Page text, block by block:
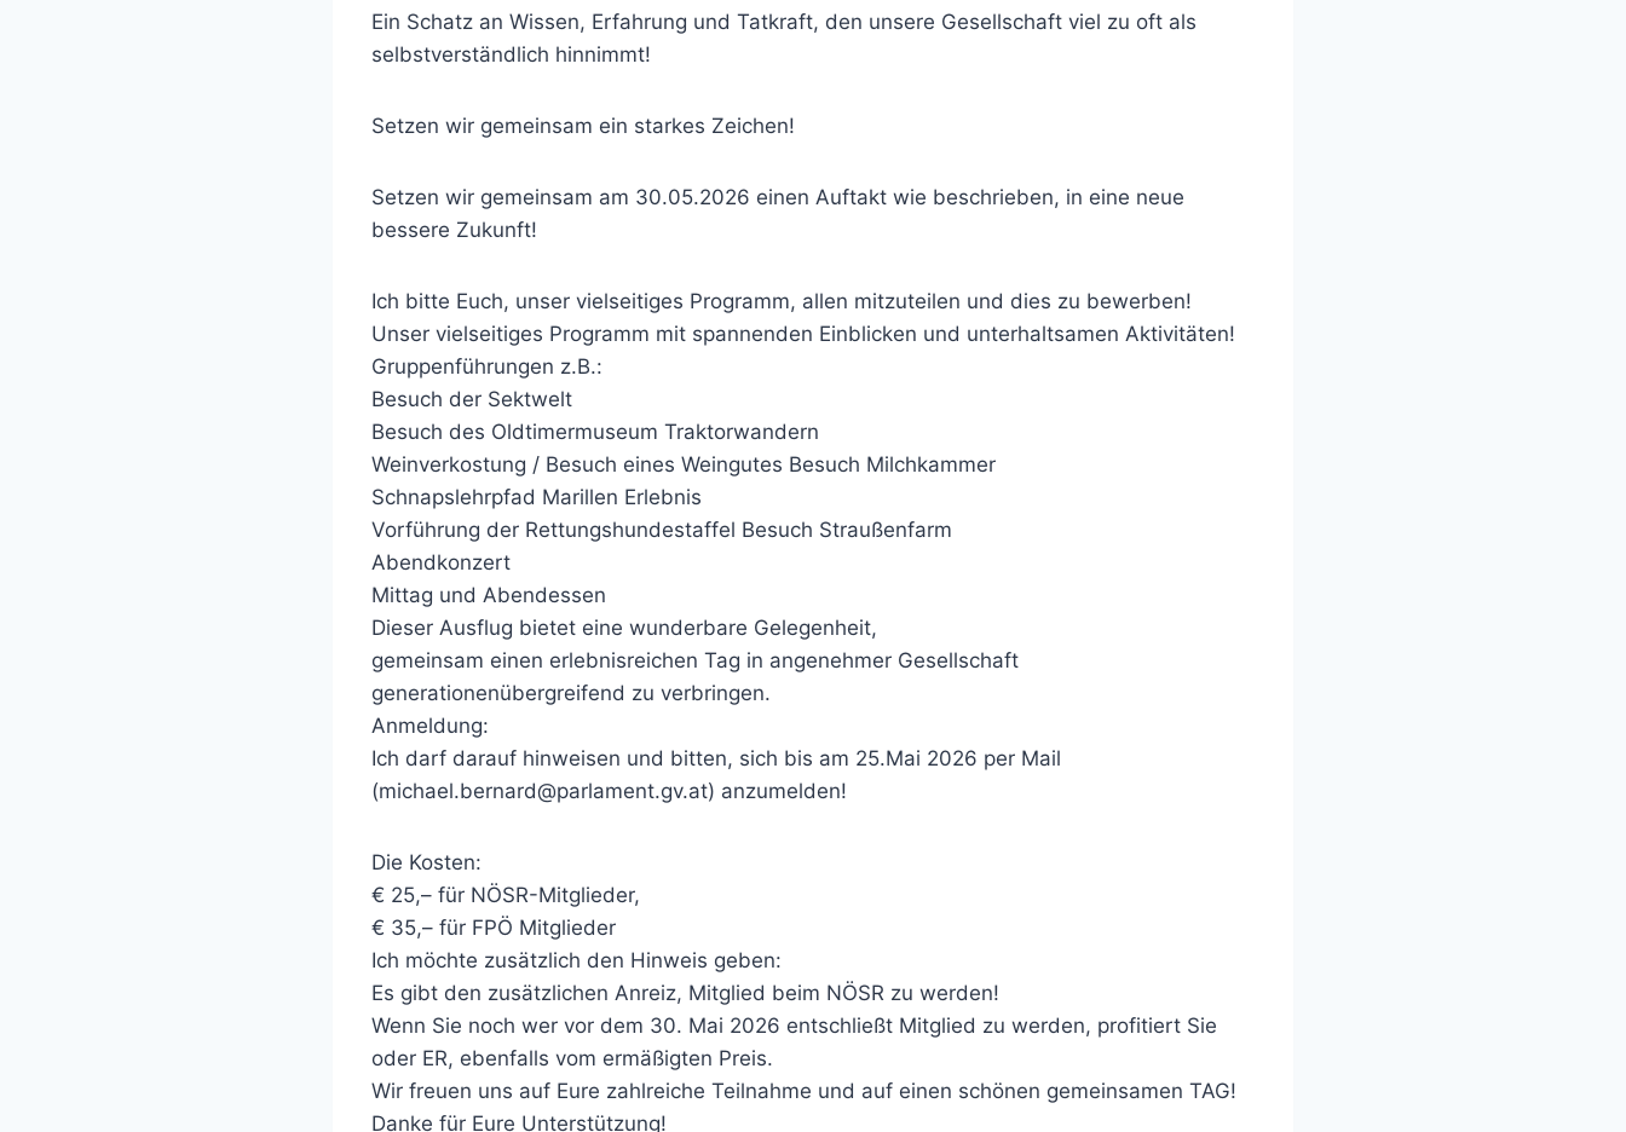
Ein Schatz an Wissen, Erfahrung und Tatkraft, den unsere Gesellschaft viel zu oft als
selbstverständlich hinnimmt!
Setzen wir gemeinsam ein starkes Zeichen!
Setzen wir gemeinsam am 30.05.2026 einen Auftakt wie beschrieben, in eine neue
bessere Zukunft!
Ich bitte Euch, unser vielseitiges Programm, allen mitzuteilen und dies zu bewerben!
Unser vielseitiges Programm mit spannenden Einblicken und unterhaltsamen Aktivitäten!
Gruppenführungen z.B.:
Besuch der Sektwelt
Besuch des Oldtimermuseum Traktorwandern
Weinverkostung / Besuch eines Weingutes Besuch Milchkammer
Schnapslehrpfad Marillen Erlebnis
Vorführung der Rettungshundestaffel Besuch Straußenfarm
Abendkonzert
Mittag und Abendessen
Dieser Ausflug bietet eine wunderbare Gelegenheit,
gemeinsam einen erlebnisreichen Tag in angenehmer Gesellschaft
generationenübergreifend zu verbringen.
Anmeldung:
Ich darf darauf hinweisen und bitten, sich bis am 25.Mai 2026 per Mail
(michael.bernard@parlament.gv.at) anzumelden!
Die Kosten:
€ 25,– für NÖSR-Mitglieder,
€ 35,– für FPÖ Mitglieder
Ich möchte zusätzlich den Hinweis geben:
Es gibt den zusätzlichen Anreiz, Mitglied beim NÖSR zu werden!
Wenn Sie noch wer vor dem 30. Mai 2026 entschließt Mitglied zu werden, profitiert Sie
oder ER, ebenfalls vom ermäßigten Preis.
Wir freuen uns auf Eure zahlreiche Teilnahme und auf einen schönen gemeinsamen TAG!
Danke für Eure Unterstützung!